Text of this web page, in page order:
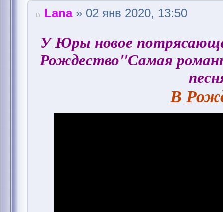
Lana» 02 янв 2020, 13:50
У Юры новое
Рождество"Самая
В